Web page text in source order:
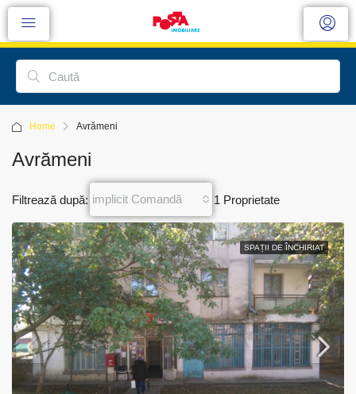
Home Avrămeni
Avrămeni
1 Proprietate
Filtrează după: implicit Comandă
SPAȚII DE ÎNCHIRIAT